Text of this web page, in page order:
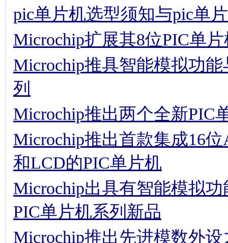
pic单片机选型须知与pic单
Microchip扩展其8位PIC单
Microchip推具智能模拟功
列
Microchip推出两个全新PIC
Microchip推出首款集成16
和LCD的PIC单片机
Microchip出具有智能模拟
PIC单片机系列新品
Microchip推出先进模数外